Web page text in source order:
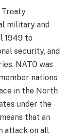
Treaty
military and
1949 to
security, and
NATO was
nations
in the North
under the
that an
attack on all